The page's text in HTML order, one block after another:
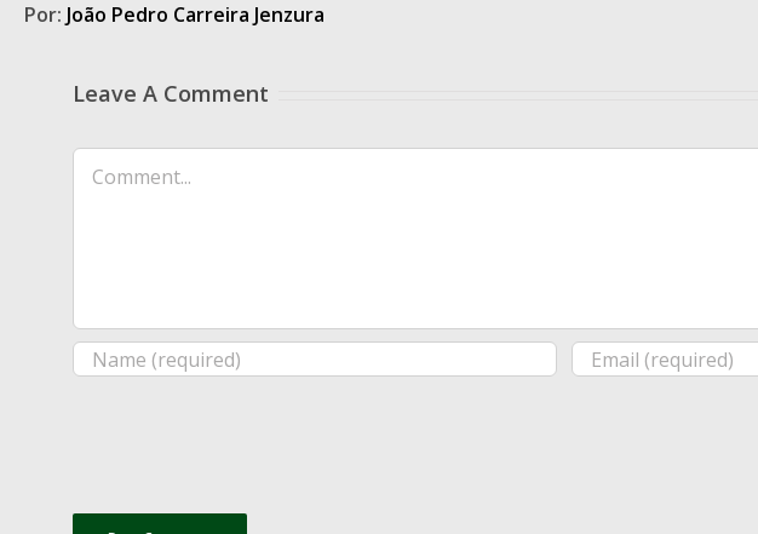
Por: João Pedro Carreira Jenzura
Leave A Comment
Comment